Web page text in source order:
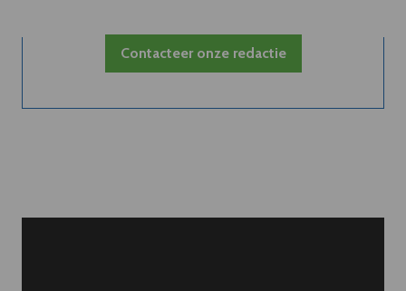
Contacteer onze redactie